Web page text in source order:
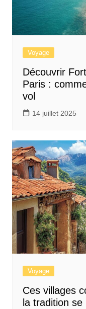
Voyage
Découvrir
Paris :
vol
14 juillet 2025
Voyage
Ces villages
la tradition